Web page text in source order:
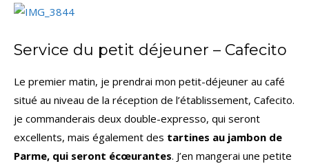
Service du petit déjeuner – Cafecito
Le premier matin, je prendrai mon petit-déjeuner au café
situé au niveau de la réception de l’établissement, Cafecito.
je commanderais deux double-expresso, qui seront
excellents, mais également des tartines au jambon de
Parme, qui seront écœurantes. J’en mangerai une petite